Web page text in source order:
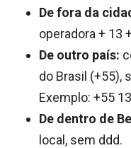
De fora da
operadora + 13
De outro país:
do Brasil (+55),
Exemplo: +55
De dentro de
local, sem ddd.